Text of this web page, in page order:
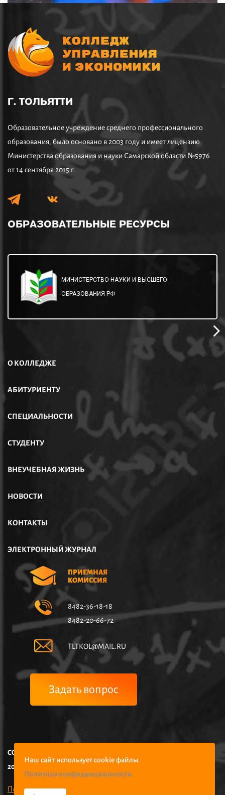
Г. ТОЛЬЯТТИ
Образовательное учреждение среднего профессионального
образования, было основано в 2003 году и имеет лицензию
Министерства образования и науки Самарской области №5976
от 14 сентября 2015 г.
ОБРАЗОВАТЕЛЬНЫЕ РЕСУРСЫ
МИНИСТЕРСТВО НАУКИ И ВЫСШЕГО
ОБРАЗОВАНИЯ РФ
О КОЛЛЕДЖЕ
АБИТУРИЕНТУ
СПЕЦИАЛЬНОСТИ
СТУДЕНТУ
ВНЕУЧЕБНАЯ ЖИЗНЬ
НОВОСТИ
КОНТАКТЫ
ЭЛЕКТРОННЫЙ ЖУРНАЛ
ПРИЕМНАЯ
КОМИССИЯ
8482-36-18-18
8482-20-66-72
TLTKOL@MAIL.RU
Задать вопрос
COPYRIGHT © НЧУПО КОЛЛЕДЖ УПРАВЛЕНИЯ И ЭКОНОМИКИ,
2025
Политика конфиденциальности
Наш сайт использует cookie файлы.
Политика конфиденциальности